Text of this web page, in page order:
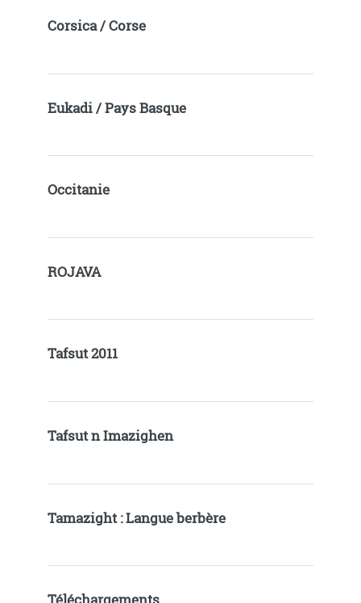
Corsica / Corse
Eukadi / Pays Basque
Occitanie
ROJAVA
Tafsut 2011
Tafsut n Imazighen
Tamazight : Langue berbère